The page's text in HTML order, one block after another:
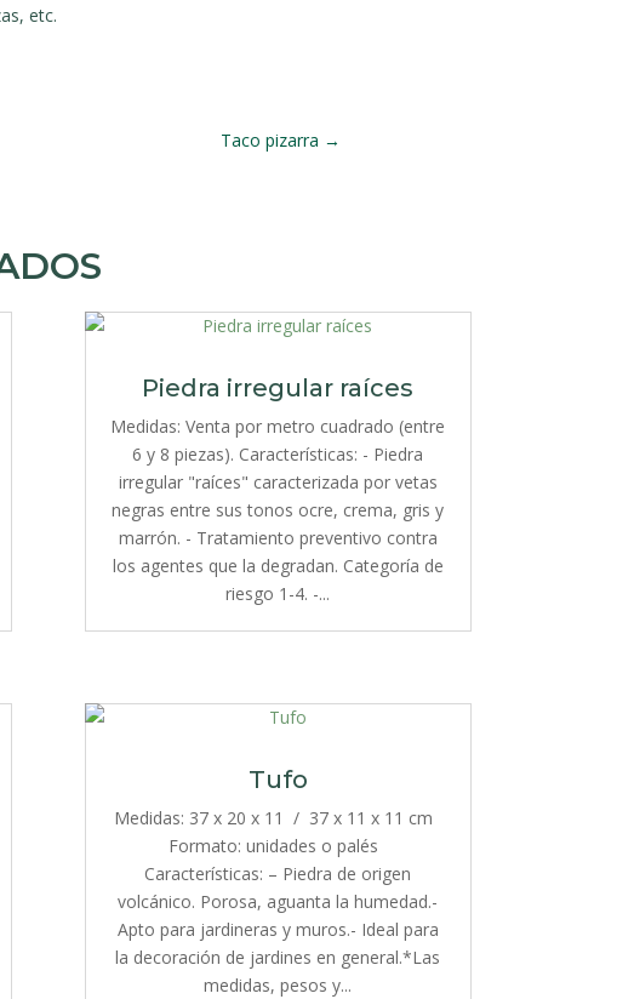
etc.
Taco pizarra →
Piedra irregular raíces
Medidas: Venta por metro cuadrado (entre
6 y 8 piezas). Características: - Piedra
irregular "raíces" caracterizada por vetas
negras entre sus tonos ocre, crema, gris y
marrón. - Tratamiento preventivo contra
los agentes que la degradan. Categoría de
riesgo 1-4. -...
Tufo
Medidas: 37 x 20 x 11 / 37 x 11 x 11 cm
Formato: unidades o palés
Características: – Piedra de origen
volcánico. Porosa, aguanta la humedad.-
Apto para jardineras y muros.- Ideal para
la decoración de jardines en general.*Las
medidas, pesos y...